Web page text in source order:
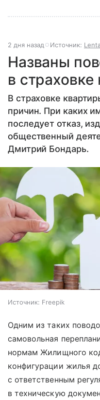
2 дня назад Источник:
Названы
в
В страховке
причин. При каких
последует отказ,
общественный
Дмитрий Бондарь.
Источник: Freepik
Одним из таких
самовольная
нормам Жилищного
конфигурации жилья
с ответственным
в техническую